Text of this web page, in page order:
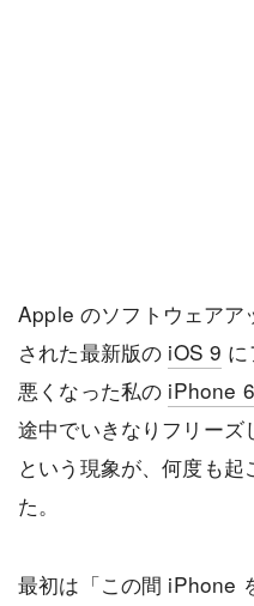
Apple のソフトウェアア
された最新版の iOS 9
悪くなった私の iPhone
途中でいきなりフリーズ
という現象が、何度も
た。
最初は「この間 iPhone